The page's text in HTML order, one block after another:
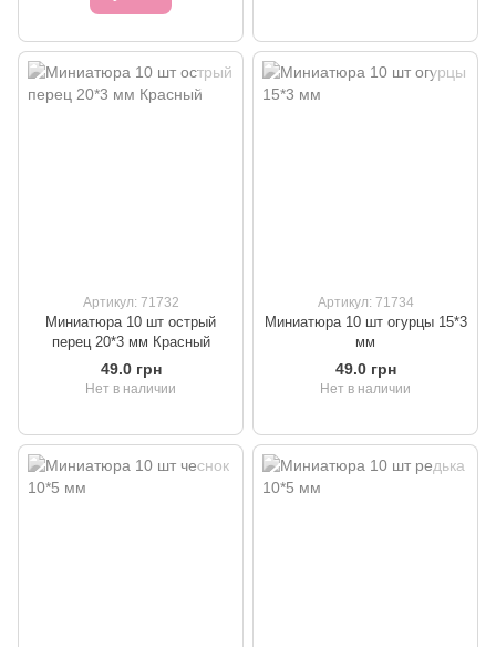
Артикул: 71732
Миниатюра 10 шт острый
перец 20*3 мм Красный
49.0 грн
Нет в наличии
Артикул: 71734
Миниатюра 10 шт огурцы 15*3
мм
49.0 грн
Нет в наличии